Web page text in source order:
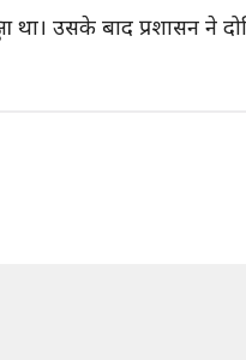
उसके बाद प्रशासन ने